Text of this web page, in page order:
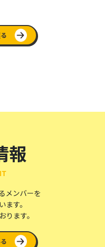
報
メンバーを
ます。
ります。